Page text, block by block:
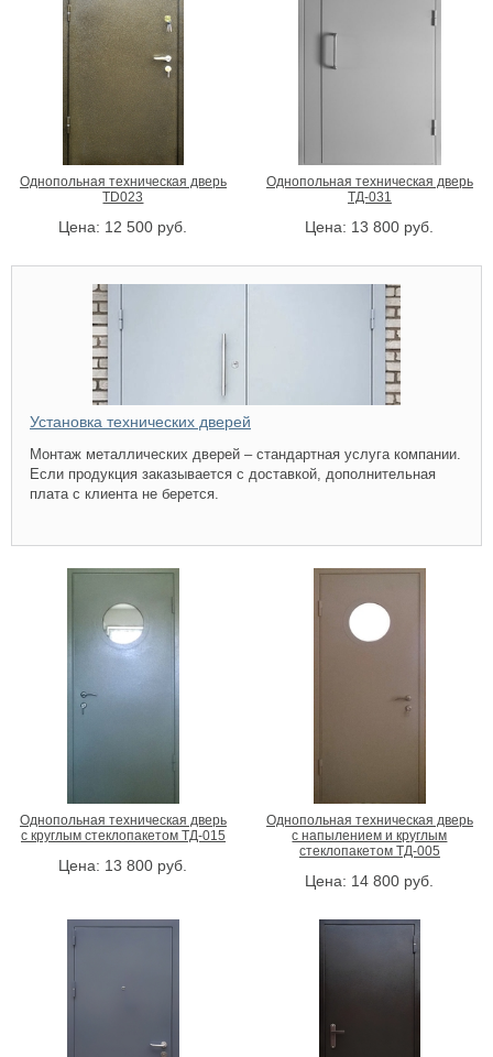
Однопольная техническая дверь
TD023
Цена: 12 500 руб.
Однопольная техническая дверь
ТД-031
Цена: 13 800 руб.
Установка технических дверей
Монтаж металлических дверей – стандартная услуга компании.
Если продукция заказывается с доставкой, дополнительная
плата с клиента не берется.
Однопольная техническая дверь
с круглым стеклопакетом ТД-015
Цена: 13 800 руб.
Однопольная техническая дверь
с напылением и круглым
стеклопакетом ТД-005
Цена: 14 800 руб.